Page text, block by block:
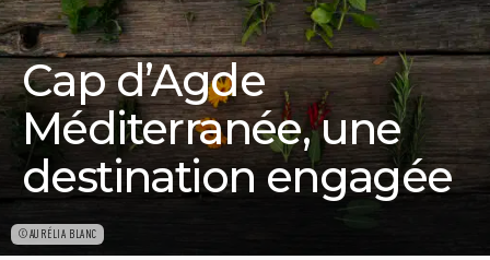
©AURÉLIA BLANC
Cap d’Agde
Méditerranée, une
destination engagée